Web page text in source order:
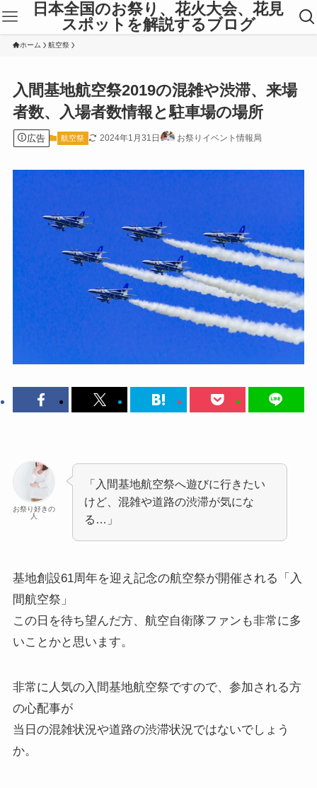
日本全国のお祭り、花火大会、花見
スポットを解説するブログ
ホーム 航空祭
入間基地航空祭2019の混雑や渋滞、来場
者数、入場者数情報と駐車場の場所
広告 航空祭 2024年1月31日 お祭りイベント情報局
お祭り好きの
人
「入間基地航空祭へ遊びに行きたい
けど、混雑や道路の渋滞が気にな
る…」
基地創設61周年を迎え記念の航空祭が開催される
「入
間航空祭」
この日を待ち望んだ方、航空自衛隊ファンも非常に多
いことかと思います。
非常に人気の入間基地航空祭ですので、参加される方
の心配事が
当日の混雑状況や道路の渋滞状況ではないでしょう
か。